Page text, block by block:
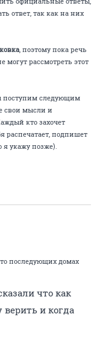
ответ, так как на них
, поэтому пока речь
могут рассмотреть этот
поступим следующим
свои мысли и
кто захочет
распечатает, подпишет
укажу позже).
последующих домах
что как
верить и когда